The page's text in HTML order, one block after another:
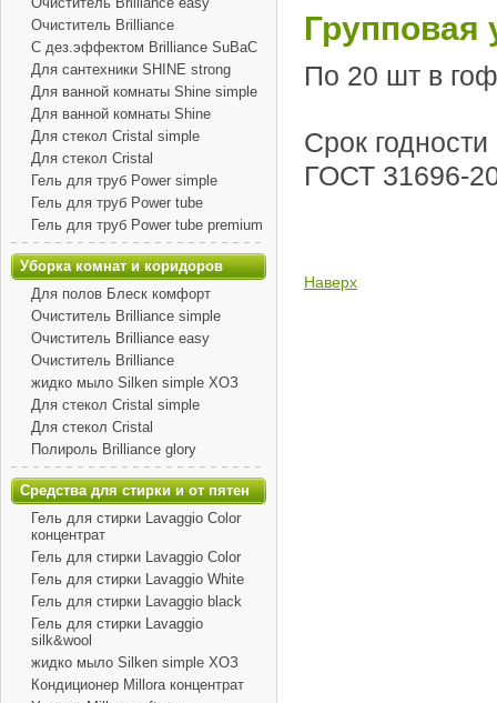
Групповая
По 20 шт в
Срок
ГОСТ 31696-
Наверх
Очиститель Brilliance
С дез.эффектом Brilliance SuBaC
Для сантехники SHINE strong
Для ванной комнаты Shine simple
Для ванной комнаты Shine
Для стекол Cristal simple
Для стекол Cristal
Гель для труб Power simple
Гель для труб Power tube
Гель для труб Power tube premium
Уборка комнат и коридоров
Для полов Блеск комфорт
Очиститель Brilliance simple
Очиститель Brilliance easy
Очиститель Brilliance
жидко мыло Silken simple ХОЗ
Для стекол Cristal simple
Для стекол Cristal
Полироль Brilliance glory
Средства для стирки и от пятен
Гель для стирки Lavaggio Color
концентрат
Гель для стирки Lavaggio Color
Гель для стирки Lavaggio White
Гель для стирки Lavaggio black
Гель для стирки Lavaggio
silk&wool
жидко мыло Silken simple ХОЗ
Кондиционер Millora концентрат